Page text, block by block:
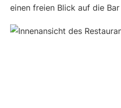
einen freien Blick auf die